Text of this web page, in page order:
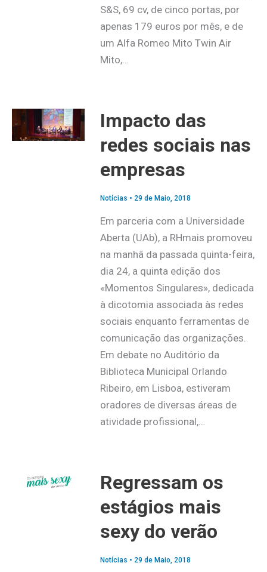
S&S, 69 cv, de cinco portas, por
apenas 179 euros por mês, e de
um Alfa Romeo Mito Twin Air
Mito,…
Impacto das
redes sociais nas
empresas
Notícias • 29 de Maio, 2018
Em parceria com a Universidade
Aberta (UAb), a RHmais promoveu
na manhã da passada quinta-feira,
dia 24, a quinta edição dos
«Momentos Singulares», dedicada
à dicotomia associada às redes
sociais enquanto ferramentas de
comunicação das organizações.
Em debate no Auditório da
Biblioteca Municipal Orlando
Ribeiro, em Lisboa, estiveram
oradores de diversas áreas de
atividade profissional,…
Regressam os
estágios mais
sexy do verão
Notícias • 29 de Maio, 2018